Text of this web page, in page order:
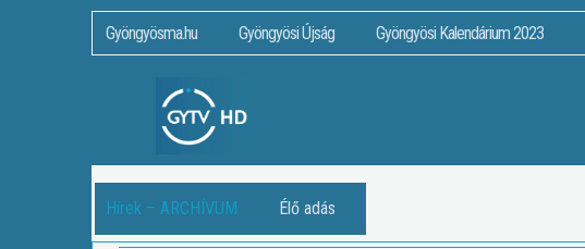
Gyöngyösma.hu Gyöngyösi Újság Gyöngyösi Kalendárium 2023
Hírek – ARCHÍVUM Élő adás